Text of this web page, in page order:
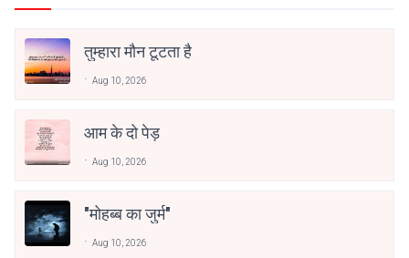
तुम्हारा मौन टूटता है
Aug 10, 2026
आम के दो पेड़
Aug 10, 2026
"मोहब्ब का जुर्म"
Aug 10, 2026